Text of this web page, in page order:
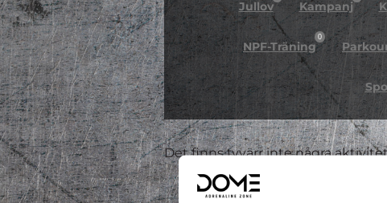
Jullov Kampanj
NPF-Träning
0
Det finns tyvärr inte några